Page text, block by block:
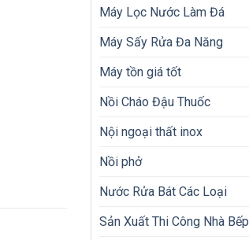
Máy Lọc Nước Làm Đá
Máy Sấy Rửa Đa Năng
Máy tồn giá tốt
Nồi Cháo Đậu Thuốc
Nội ngoại thất inox
Nồi phở
Nước Rửa Bát Các Loại
Sản Xuất Thi Công Nhà Bếp